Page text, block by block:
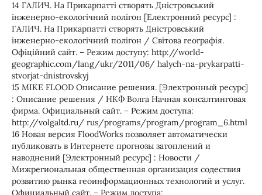
14 ГАЛИЧ. На Прикарпатті створять Дністровський
інженерно-екологічний полігон [Електронний ресурс] :
ГАЛИЧ. На Прикарпатті створять Дністровський
інженерно-екологічний полігон / Світова географія.
Офіційний сайт. – Режим доступу: http://world-
geographic.com/lang/ukr/2011/06/ halych-na-prykarpatti-
stvorjat-dnistrovskyj
15 MIKE FLOOD Описание решения. [Электронный ресурс]
: Описание решения / НКФ Волга Начная консалтинговая
фирма. Официальный сайт. – Режим доступа:
http://volgaltd.ru/ rus/programs/program/program_6.html
16 Новая версия FloodWorks позволяет автоматически
публиковать в Интернете прогнозы затоплений и
наводнений [Электронный ресурс] : Новости /
Мижрегиональная общественная организация содествия
розвитию рынка геоинформационных технологий и услуг.
Официальный сайт. – Режим доступа: